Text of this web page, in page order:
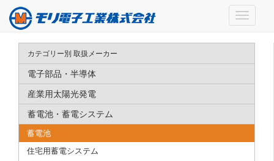
カテゴリー別 取扱メーカー
電子部品・半導体
産業用太陽光発電
蓄電池・蓄電システム
蓄電池
住宅用蓄電システム